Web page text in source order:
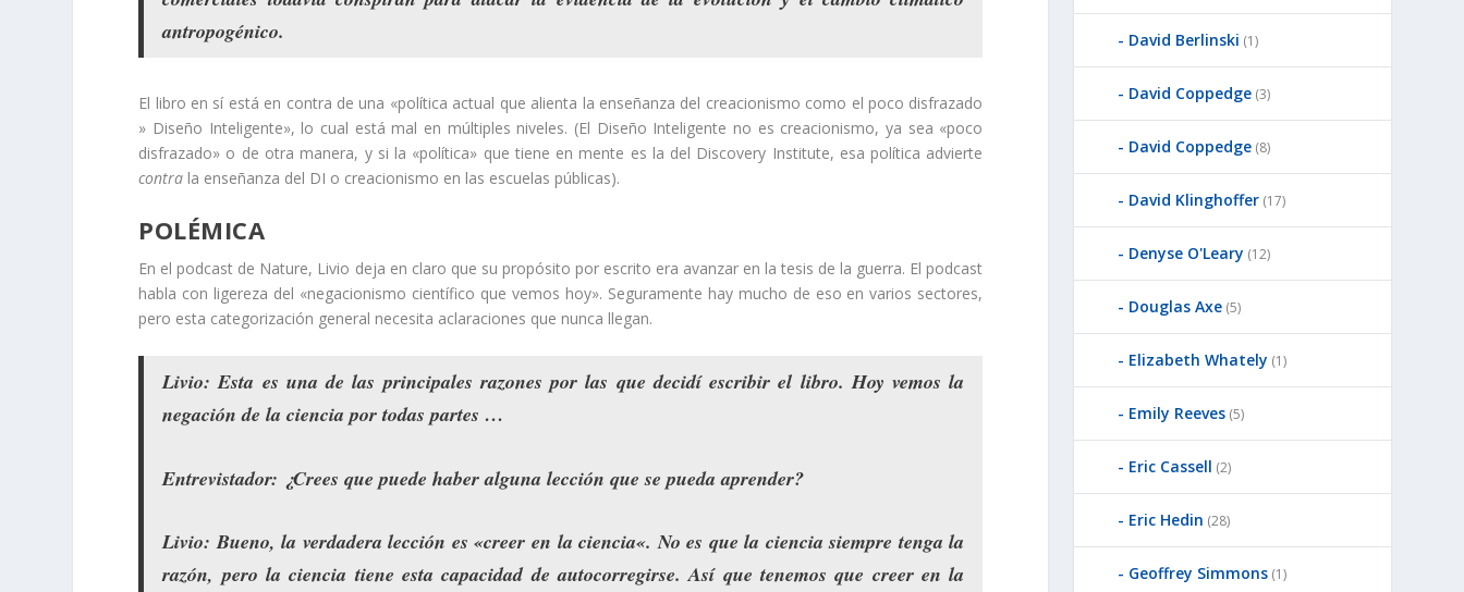
antropogénico.
El libro en sí está en contra de una «política actual que alienta la enseñanza del creacionismo como el poco disfrazado
» Diseño Inteligente», lo cual está mal en múltiples niveles. (El Diseño Inteligente no es creacionismo, ya sea «poco
disfrazado» o de otra manera, y si la «política» que tiene en mente es la del Discovery Institute, esa política advierte
contra la enseñanza del DI o creacionismo en las escuelas públicas).
POLÉMICA
En el podcast de Nature, Livio deja en claro que su propósito por escrito era avanzar en la tesis de la guerra. El podcast
habla con ligereza del «negacionismo científico que vemos hoy». Seguramente hay mucho de eso en varios sectores,
pero esta categorización general necesita aclaraciones que nunca llegan.
Livio: Esta es una de las principales razones por las que decidí escribir el libro. Hoy vemos la
negación de la ciencia por todas partes …
Entrevistador: ¿Crees que puede haber alguna lección que se pueda aprender?
Livio: Bueno,la verdadera lección es «creer en la ciencia«. No es que la ciencia siempre tenga la
razón, pero la ciencia tiene esta capacidad de autocorregirse. Así quetenemos que creer en la
David Berlinski (1)
David Coppedge (3)
David Coppedge (8)
David Klinghoffer (17)
Denyse O'Leary (12)
Douglas Axe (5)
Elizabeth Whately (1)
Emily Reeves (5)
Eric Cassell (2)
Eric Hedin (28)
Geoffrey Simmons (1)